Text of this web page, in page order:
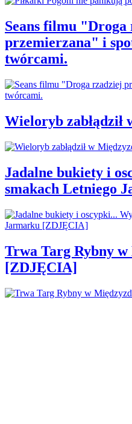
Seans filmu "Droga
przemierzana" i
twórcami.
Wieloryb zabłądził
Jadalne bukiety i
smakach Letniego
Trwa Targ Rybny
[ZDJĘCIA]